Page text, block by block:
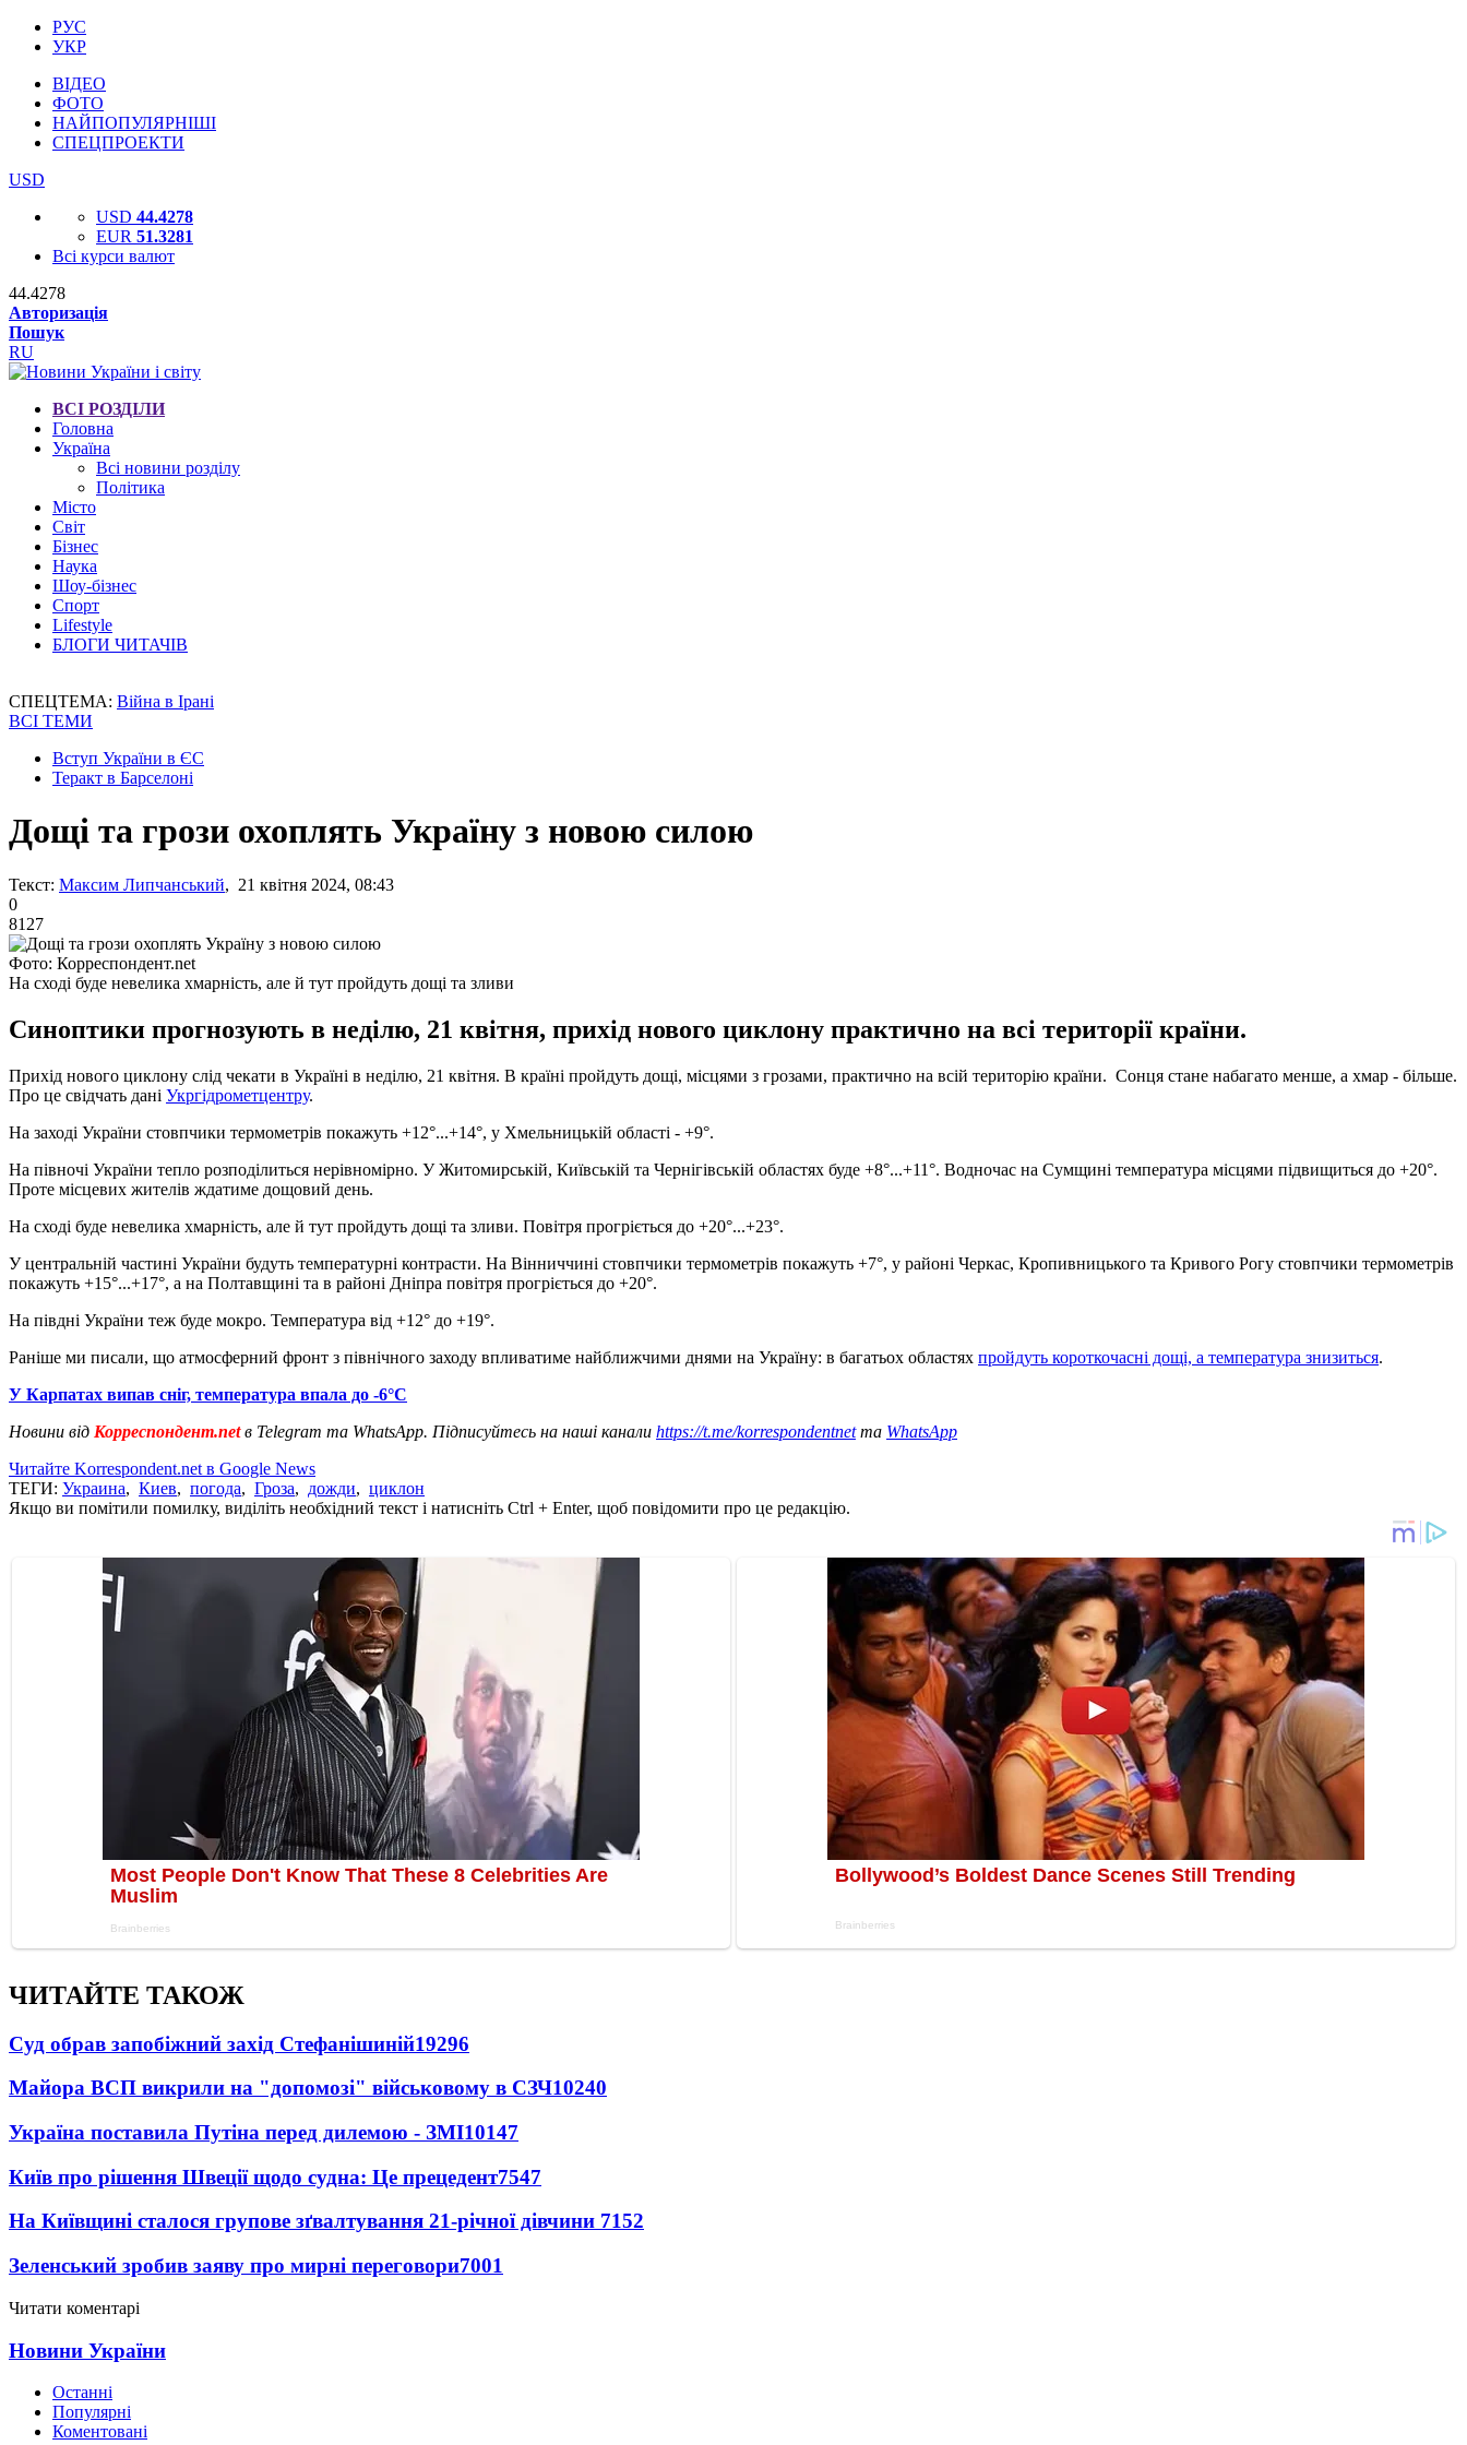
РУС
УКР
ВІДЕО
ФОТО
НАЙПОПУЛЯРНІШІ
СПЕЦПРОЕКТИ
USD
USD 44.4278
EUR 51.3281
Всі курси валют
44.4278
Авторизація
Пошук
RU
ВСІ РОЗДІЛИ
Головна
Україна
Всі новини розділу
Політика
Місто
Світ
Бізнес
Наука
Шоу-бізнес
Спорт
Lifestyle
БЛОГИ ЧИТАЧІВ
СПЕЦТЕМА: Війна в Ірані
ВСІ ТЕМИ
Вступ України в ЄС
Теракт в Барселоні
Дощі та грози охоплять Україну з новою силою
Текст: Максим Липчанський, 21 квітня 2024, 08:43
0
8127
Фото: Корреспондент.net
На сході буде невелика хмарність, але й тут пройдуть дощі та зливи
Синоптики прогнозують в неділю, 21 квітня, прихід нового циклону практично на всі території країни.
Прихід нового циклону слід чекати в Україні в неділю, 21 квітня. В країні пройдуть дощі, місцями з грозами, практично на всій територію країни. Сонця стане набагато менше, а хмар - більше.
Про це свідчать дані Укргідрометцентру.
На заході України стовпчики термометрів покажуть +12°...+14°, у Хмельницькій області - +9°.
На півночі України тепло розподілиться нерівномірно. У Житомирській, Київській та Чернігівській областях буде +8°...+11°. Водночас на Сумщині температура місцями підвищиться до +20°.
Проте місцевих жителів ждатиме дощовий день.
На сході буде невелика хмарність, але й тут пройдуть дощі та зливи. Повітря прогріється до +20°...+23°.
У центральній частині України будуть температурні контрасти. На Вінниччині стовпчики термометрів покажуть +7°, у районі Черкас, Кропивницького та Кривого Рогу стовпчики термометрів
покажуть +15°...+17°, а на Полтавщині та в районі Дніпра повітря прогріється до +20°.
На півдні України теж буде мокро. Температура від +12° до +19°.
Раніше ми писали, що атмосферний фронт з північного заходу впливатиме найближчими днями на Україну: в багатьох областях пройдуть короткочасні дощі, а температура знизиться.
У Карпатах випав сніг, температура впала до -6°С
Новини від Корреспондент.netв Telegram та WhatsApp. Підписуйтесь на наші канали https://t.me/korrespondentnetта WhatsApp
Читайте Korrespondent.net в Google News
ТЕГИ: Украина, Киев, погода, Гроза, дожди, циклон
Якщо ви помітили помилку, виділіть необхідний текст і натисніть Ctrl + Enter, щоб повідомити про це редакцію.
ЧИТАЙТЕ ТАКОЖ
Суд обрав запобіжний захід Стефанішиній19296
Майора ВСП викрили на "допомозі" військовому в СЗЧ10240
Україна поставила Путіна перед дилемою - ЗМІ10147
Київ про рішення Швеції щодо судна: Це прецедент7547
На Київщині сталося групове зґвалтування 21-річної дівчини 7152
Зеленський зробив заяву про мирні переговори7001
Читати коментарі
Новини України
Останні
Популярні
Коментовані